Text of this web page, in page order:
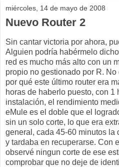
miércoles, 14 de mayo de 2008
Nuevo Router 2
Sin cantar victoria por ahora,
Alguien podría habérmelo
red es mucho más alto con un
propio no gestionado por R.
por qué este último router era
horas de haberlo puesto, con 1
instalación, el rendimiento
eMule es el doble que el
sin un solo corte, lo que era
general, cada 45-60 minutos la
y tardaba en recuperarse. Con
observé ningun corte de ese
comprobar que no deje de